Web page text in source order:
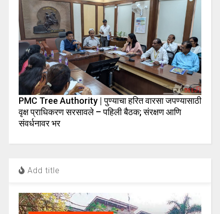
PMC Tree Authority | पुण्याचा हरित वारसा जपण्यासाठी
वृक्ष प्राधिकरण सरसावले – पहिली बैठक; संरक्षण आणि
संवर्धनावर भर
Add title